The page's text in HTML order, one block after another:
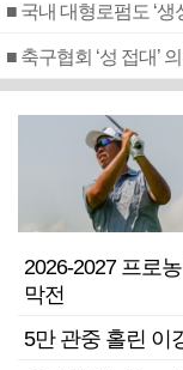
■ 국내 대형로펌도 ‘생
2026-2027 프로
막전
5만 관중 홀린 이